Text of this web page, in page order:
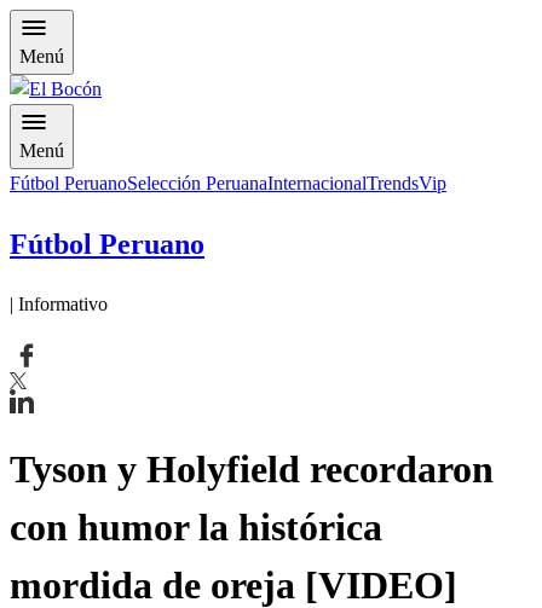
Menú
Menú
Fútbol PeruanoSelección PeruanaInternacionalTrendsVip
Fútbol Peruano
| Informativo
Tyson y Holyfield recordaron
con humor la histórica
mordida de oreja [VIDEO]